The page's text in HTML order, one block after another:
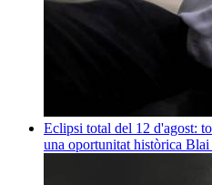
Eclipsi total del 12 d'agost:
una oportunitat històrica Blai